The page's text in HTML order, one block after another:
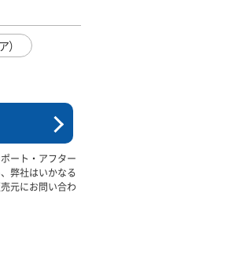
）
ート・アフター
弊社はいかなる
元にお問い合わ